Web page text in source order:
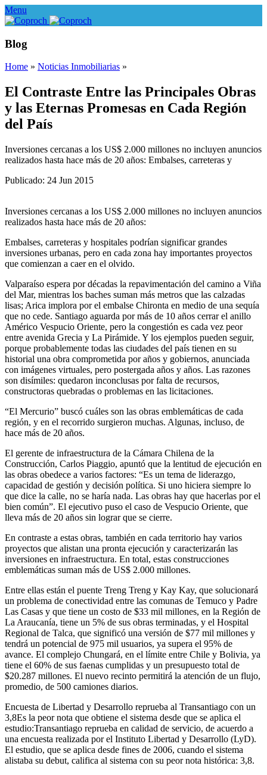
Menu
Blog
Home » Noticias Inmobiliarias »
El Contraste Entre las Principales Obras
y las Eternas Promesas en Cada Región
del País
Inversiones cercanas a los US$ 2.000 millones no incluyen anuncios
realizados hasta hace más de 20 años: Embalses, carreteras y
Publicado: 24 Jun 2015
Inversiones cercanas a los US$ 2.000 millones no incluyen anuncios
realizados hasta hace más de 20 años:
Embalses, carreteras y hospitales podrían significar grandes
inversiones urbanas, pero en cada zona hay importantes proyectos
que comienzan a caer en el olvido.
Valparaíso espera por décadas la repavimentación del camino a Viña
del Mar, mientras los baches suman más metros que las calzadas
lisas; Arica implora por el embalse Chironta en medio de una sequía
que no cede. Santiago aguarda por más de 10 años cerrar el anillo
Américo Vespucio Oriente, pero la congestión es cada vez peor
entre avenida Grecia y La Pirámide. Y los ejemplos pueden seguir,
porque probablemente todas las ciudades del país tienen en su
historial una obra comprometida por años y gobiernos, anunciada
con imágenes virtuales, pero postergada años y años. Las razones
son disímiles: quedaron inconclusas por falta de recursos,
constructoras quebradas o problemas en las licitaciones.
“El Mercurio” buscó cuáles son las obras emblemáticas de cada
región, y en el recorrido surgieron muchas. Algunas, incluso, de
hace más de 20 años.
El gerente de infraestructura de la Cámara Chilena de la
Construcción, Carlos Piaggio, apuntó que la lentitud de ejecución en
las obras obedece a varios factores: “Es un tema de liderazgo,
capacidad de gestión y decisión política. Si uno hiciera siempre lo
que dice la calle, no se haría nada. Las obras hay que hacerlas por el
bien común”. El ejecutivo puso el caso de Vespucio Oriente, que
lleva más de 20 años sin lograr que se cierre.
En contraste a estas obras, también en cada territorio hay varios
proyectos que alistan una pronta ejecución y caracterizarán las
inversiones en infraestructura. En total, estas construcciones
emblemáticas suman más de US$ 2.000 millones.
Entre ellas están el puente Treng Treng y Kay Kay, que solucionará
un problema de conectividad entre las comunas de Temuco y Padre
Las Casas y que tiene un costo de $33 mil millones, en la Región de
La Araucanía, tiene un 5% de sus obras terminadas, y el Hospital
Regional de Talca, que significó una versión de $77 mil millones y
tendrá un potencial de 975 mil usuarios, ya supera el 95% de
avance. El complejo Chungará, en el límite entre Chile y Bolivia, ya
tiene el 60% de sus faenas cumplidas y un presupuesto total de
$20.287 millones. El nuevo recinto permitirá la atención de un flujo,
promedio, de 500 camiones diarios.
Encuesta de Libertad y Desarrollo reprueba al Transantiago con un
3,8Es la peor nota que obtiene el sistema desde que se aplica el
estudio:Transantiago reprueba en calidad de servicio, de acuerdo a
una encuesta realizada por el Instituto Libertad y Desarrollo (LyD).
El estudio, que se aplica desde fines de 2006, cuando el sistema
alistaba su debut, califica al sistema con su peor nota histórica: 3,8.